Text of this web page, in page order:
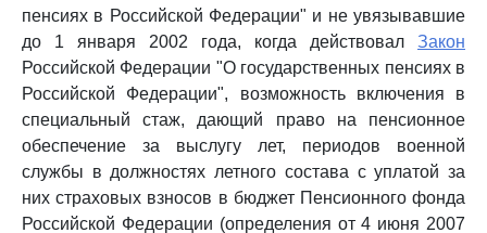
пенсиях в Российской Федерации" и не увязывавшие
до 1 января 2002 года, когда действовал Закон
Российской Федерации "О государственных пенсиях в
Российской Федерации", возможность включения в
специальный стаж, дающий право на пенсионное
обеспечение за выслугу лет, периодов военной
службы в должностях летного состава с уплатой за
них страховых взносов в бюджет Пенсионного фонда
Российской Федерации (определения от 4 июня 2007